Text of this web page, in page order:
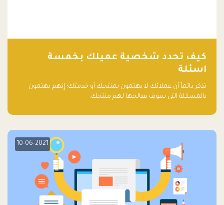
كيف تحدد شخصية عميلك بخمسة
اسئلة
تذكر دائماً أن عملائك لا يهتمون بمنتجك أو خدمتك؛ إنهم يهتمون
بالمشكلة التي سوف يعالجها لهم منتجك.
10-06-2021